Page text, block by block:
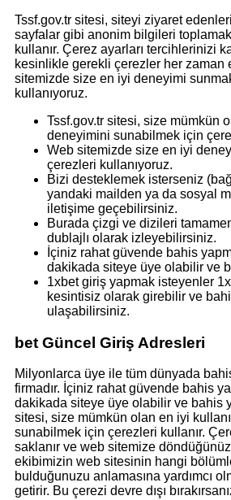
Tssf.gov.tr sitesi, siteyi ziyaret
sayfalar gibi anonim bilgileri
kullanır. Çerez ayarları tercihlerinizi
kesinlikle gerekli çerezler her zaman
sitemizde size en iyi deneyimi
kullanıyoruz.
Tssf.gov.tr sitesi, size mümkün
deneyimini sunabilmek için
Web sitemizde size en iyi
çerezleri kullanıyoruz.
Bizi desteklemek isterseniz
yandaki mailden ya da sosyal
iletişime geçebilirsiniz.
Burada çizgi ve dizileri
dublajlı olarak izleyebilirsiniz.
İçiniz rahat güvende bahis
dakikada siteye üye olabilir ve
1xbet giriş yapmak isteyenler
kesintisiz olarak girebilir ve
ulaşabilirsiniz.
bet Güncel Giriş Adresleri
Milyonlarca üye ile tüm dünyada
firmadır. İçiniz rahat güvende bahis
dakikada siteye üye olabilir ve bahis
sitesi, size mümkün olan en iyi
sunabilmek için çerezleri kullanır.
saklanır ve web sitemize
ekibimizin web sitesinin hangi
bulduğunuzu anlamasına yardımcı
getirir. Bu çerezi devre dışı